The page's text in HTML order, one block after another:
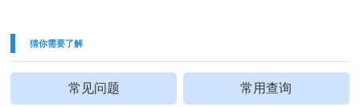
猜你需要了解
常见问题 常用查询